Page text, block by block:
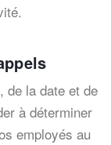
é.
de la date et de
à déterminer
employés au